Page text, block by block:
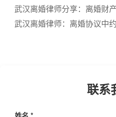
权益
武汉离婚律师分享：离婚财
武汉离婚律师：离婚协议中
联系
姓名 *